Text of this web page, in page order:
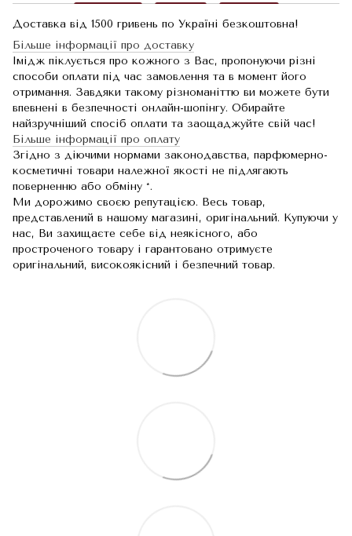
Доставка від 1500 гривень по Україні безкоштовна!
Більше інформації про доставку
Імідж піклується про кожного з Вас, пропонуючи різні
способи оплати під час замовлення та в момент його
отримання. Завдяки такому різноманіттю ви можете бути
впевнені в безпечності онлайн-шопінгу. Обирайте
найзручніший спосіб оплати та заощаджуйте свій час!
Більше інформації про оплату
Згідно з діючими нормами законодавства, парфюмерно-
косметичні товари належної якості не підлягають
поверненню або обміну *.
Ми дорожимо своєю репутацією. Весь товар,
представлений в нашому магазині, оригінальний. Купуючи у
нас, Ви захищаєте себе від неякісного, або
простроченого товару і гарантовано отримуєте
оригінальний, високоякісний і безпечний товар.